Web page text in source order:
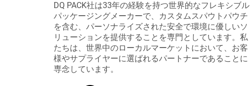
DQ PACK社は33年の経験を持つ世界的なフレキシブル
パッケージングメーカーで、カスタムスパウトパウチ
を含む、パーソナライズされた安全で環境に優しいソ
リューションを提供することを専門としています。私
たちは、世界中のローカルマーケットにおいて、お客
様やサプライヤーに選ばれるパートナーであることに
専念しています。